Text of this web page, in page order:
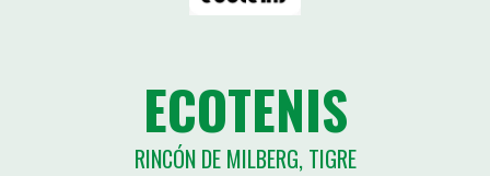
ECOTENIS
RINCÓN DE MILBERG, TIGRE